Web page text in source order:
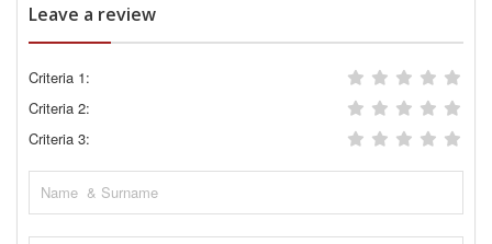
Leave a review
Criteria 1:
Criteria 2:
Criteria 3: